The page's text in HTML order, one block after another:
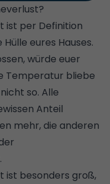
ist per Definition
eures Hauses.
würde euer
Temperatur bliebe
so. Alle
Anteil
mehr, die anderen
ist besonders groß,